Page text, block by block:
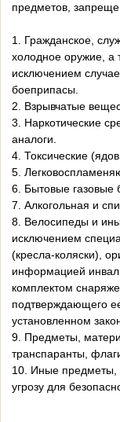
предметов,
1. Гражданское,
холодное оружие,
исключением
боеприпасы.
2. Взрывчатые
3. Наркотические
аналоги.
4. Токсические
5.
6. Бытовые газовые
7. Алкогольная и
8. Велосипеды и
исключением
(кресла-коляски),
информацией
комплектом
подтверждающего
установленном
9. Предметы,
транспаранты,
10. Иные предметы,
угрозу для